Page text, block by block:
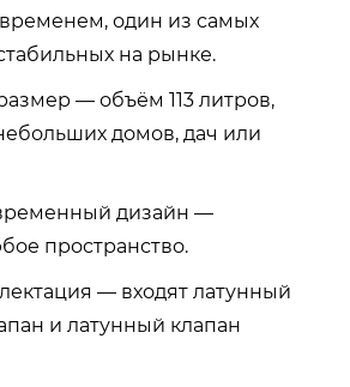
один из самых
на рынке.
— объём 113 литров,
домов, дач или
дизайн —
пространство.
— входят латунный
и латунный клапан